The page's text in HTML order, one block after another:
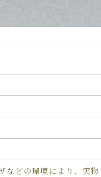
などの環境により、実物